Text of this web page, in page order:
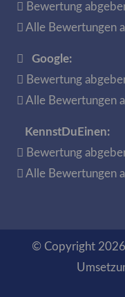
Bewertung
Alle Bewertungen
Google:
Bewertung
Alle Bewertungen
KennstDuEinen:
Bewertung
Alle Bewertungen
© Copyright 2026